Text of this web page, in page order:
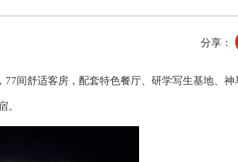
分享：
77间舒适客房，配套特色餐厅、研学写生基地、神
。